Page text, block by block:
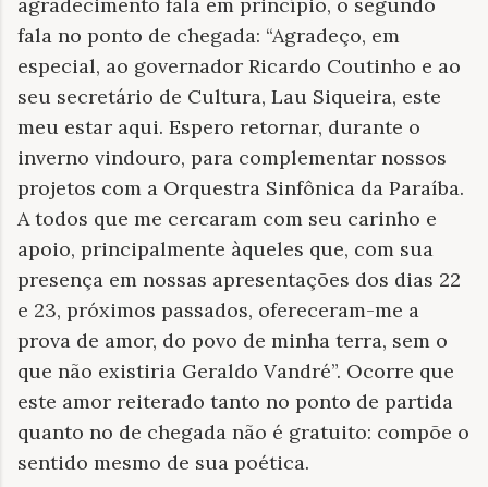
fala no ponto de chegada: “Agradeço, em
especial, ao governador Ricardo Coutinho e ao
seu secretário de Cultura, Lau Siqueira, este
meu estar aqui. Espero retornar, durante o
inverno vindouro, para complementar nossos
projetos com a Orquestra Sinfônica da Paraíba.
A todos que me cercaram com seu carinho e
apoio, principalmente àqueles que, com sua
presença em nossas apresentações dos dias 22
e 23, próximos passados, ofereceram-me a
prova de amor, do povo de minha terra, sem o
que não existiria Geraldo Vandré”. Ocorre que
este amor reiterado tanto no ponto de partida
quanto no de chegada não é gratuito: compõe o
sentido mesmo de sua poética.